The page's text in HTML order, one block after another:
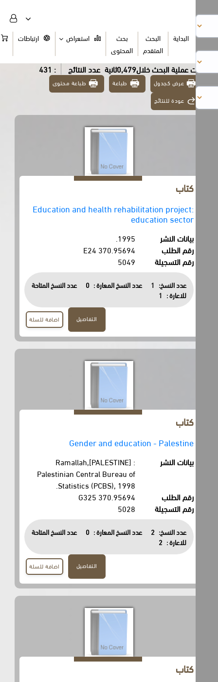
البداية
البحث
بحث
المحتوى
استعراض ارتباطات السلة
البحث خلال0,479ثانية عدد النتائج : 431
عرض كجدول طباعة طباعة محتوى
عودة للنتائج
Education and health rehabilitation project:
education sector
بيانات النشر
رقم الطلب
370.95694 E24
رقم التسجيلة
5049
عدد النسخ: 1 عدد النسخ المعارة : 0
عدد النسخ المتاحة
للاعارة :
1
اضافة للسلة
Gender and education - Palestine
بيانات النشر
Ramallah,[PALESTINE] :
Palestinian Central Bureau of
Statistics (PCBS), 1998.
رقم الطلب
370.95694 G325
رقم التسجيلة
5028
عدد النسخ: 2 عدد النسخ المعارة : 0
عدد النسخ المتاحة
للاعارة :
2
اضافة للسلة